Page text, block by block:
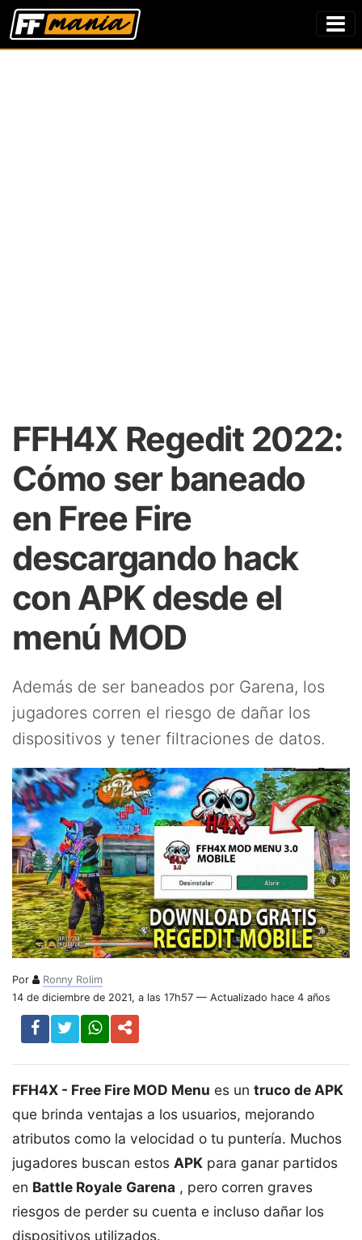
FFH4X Regedit 2022:
Cómo ser baneado
en Free Fire
descargando hack
con APK desde el
menú MOD
Además de ser baneados por Garena, los
jugadores corren el riesgo de dañar los
dispositivos y tener filtraciones de datos.
Por
Ronny Rolim
14 de diciembre de 2021, a las 17h57 — Actualizado hace 4 años
FFH4X - Free Fire MOD Menu es un truco de APK
que brinda ventajas a los usuarios, mejorando
atributos como la velocidad o tu puntería. Muchos
jugadores buscan estos APK para ganar partidos
en Battle Royale Garena , pero corren graves
riesgos de perder su cuenta e incluso dañar los
dispositivos utilizados.